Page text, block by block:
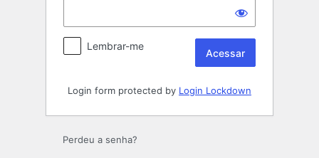
Lembrar-me
Login form protected by Login Lockdown
Perdeu a senha?